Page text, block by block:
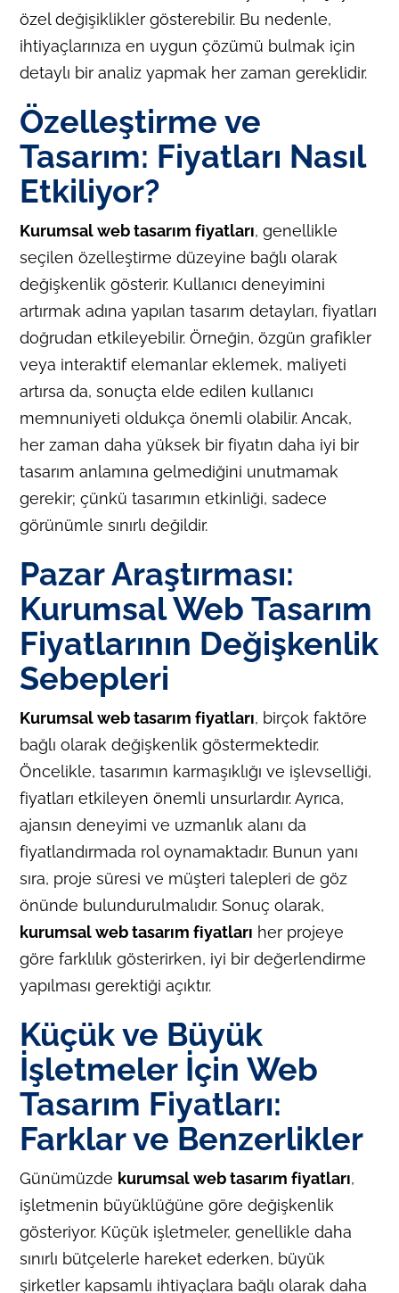
özel değişiklikler gösterebilir. Bu nedenle,
ihtiyaçlarınıza en uygun çözümü bulmak için
detaylı bir analiz yapmak her zaman gereklidir.
Özelleştirme ve
Tasarım: Fiyatları Nasıl
Etkiliyor?
Kurumsalweb tasarım fiyatları, genellikle
seçilen özelleştirme düzeyine bağlı olarak
değişkenlik gösterir. Kullanıcı deneyimini
artırmak adına yapılan tasarım detayları, fiyatları
doğrudan etkileyebilir. Örneğin, özgün grafikler
veya interaktif elemanlar eklemek, maliyeti
artırsa da, sonuçta elde edilen kullanıcı
memnuniyeti oldukça önemli olabilir. Ancak,
her zaman daha yüksek bir fiyatın daha iyi bir
tasarım anlamına gelmediğini unutmamak
gerekir; çünkü tasarımın etkinliği, sadece
görünümle sınırlı değildir.
Pazar Araştırması:
Kurumsal Web Tasarım
Fiyatlarının Değişkenlik
Sebepleri
Kurumsal web tasarım fiyatları, birçok faktöre
bağlı olarak değişkenlik göstermektedir.
Öncelikle, tasarımın karmaşıklığı ve işlevselliği,
fiyatları etkileyen önemli unsurlardır. Ayrıca,
ajansın deneyimi ve uzmanlık alanı da
fiyatlandırmada rol oynamaktadır. Bunun yanı
sıra, proje süresi ve müşteri talepleri de göz
önünde bulundurulmalıdır. Sonuç olarak,
kurumsal web tasarım fiyatları her projeye
göre farklılık gösterirken, iyi bir değerlendirme
yapılması gerektiği açıktır.
Küçük ve Büyük
İşletmeler İçin Web
Tasarım Fiyatları:
Farklar ve Benzerlikler
Günümüzde kurumsal web tasarım fiyatları,
işletmenin büyüklüğüne göre değişkenlik
gösteriyor. Küçük işletmeler, genellikle daha
sınırlı bütçelerle hareket ederken, büyük
şirketler kapsamlı ihtiyaçlara bağlı olarak daha